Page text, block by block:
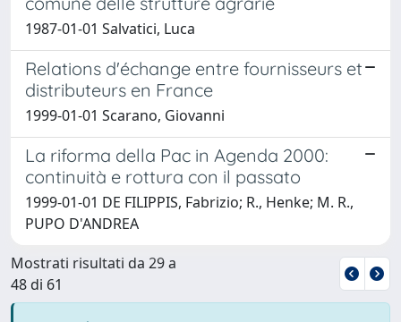
1987-01-01 Salvatici, Luca
Relations d'échange entre fournisseurs et
distributeurs en France
1999-01-01 Scarano, Giovanni
La riforma della Pac in Agenda 2000:
continuità e rottura con il passato
1999-01-01 DE FILIPPIS, Fabrizio; R., Henke; M. R.,
PUPO D'ANDREA
Mostrati risultati da 29 a
48 di 61